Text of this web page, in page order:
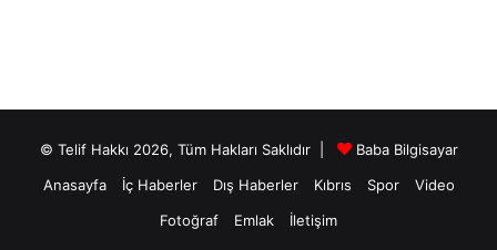
© Telif Hakkı 2026, Tüm Hakları Saklıdır |
Baba Bilgisayar
Anasayfa
İç Haberler Dış Haberler Kıbrıs Spor
Video
Fotoğraf
Emlak İletişim